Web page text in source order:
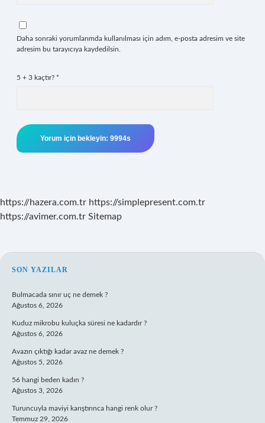
Daha sonraki yorumlarımda kullanılması için adım, e-posta adresim ve site
adresim bu tarayıcıya kaydedilsin.
5 + 3 kaçtır? *
https://hazera.com.tr https://simplepresent.com.tr
https://avimer.com.tr Sitemap
SIDEBAR
SON YAZILAR
Bulmacada sınır uç ne demek ?
Ağustos 6, 2026
Kuduz mikrobu kuluçka süresi ne kadardır ?
Ağustos 6, 2026
Avazın çıktığı kadar avaz ne demek ?
Ağustos 5, 2026
56 hangi beden kadın ?
Ağustos 3, 2026
Turuncuyla maviyi karıştırınca hangi renk olur ?
Temmuz 29, 2026